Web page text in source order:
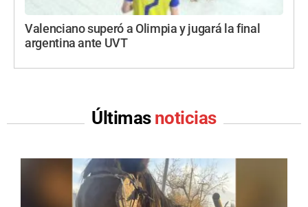
Valenciano superó a Olimpia y jugará la final
argentina ante UVT
Últimas noticias